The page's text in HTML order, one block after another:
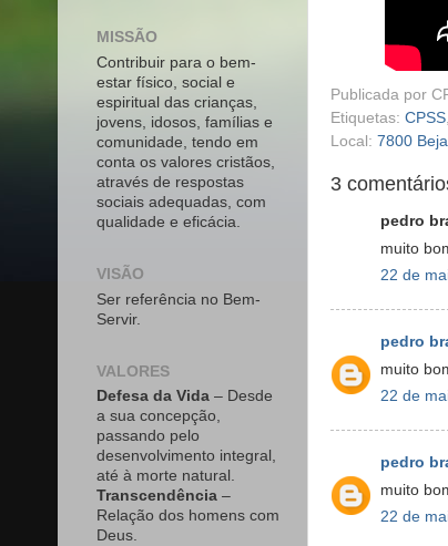
Publicada por
Etiquetas: CPSS,
Local: 7800
3
pedro
muito
22 de
pedro
muito
22 de
pedro
muito
22 de
MISSÃO
Contribuir para o bem-
estar físico, social e
espiritual das crianças,
jovens, idosos, famílias e
comunidade, tendo em
conta os valores cristãos,
através de respostas
sociais adequadas, com
qualidade e eficácia.
VISÃO
Ser referência no Bem-
Servir.
VALORES
Defesa da Vida – Desde
a sua concepção,
passando pelo
desenvolvimento integral,
até à morte natural.
Transcendência –
Relação dos homens com
Deus.